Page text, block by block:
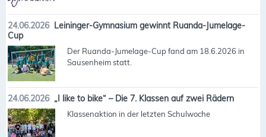
24.06.2026 Leininger-Gymnasium gewinnt Ruanda-Jumelage-
Cup
Der Ruanda-Jumelage-Cup fand am 18.6.2026 in
Sausenheim statt.
24.06.2026 „I like to bike“ – Die 7. Klassen auf zwei Rädern
Klassenaktion in der letzten Schulwoche